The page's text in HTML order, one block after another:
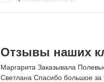
Отзывы наших
Маргарита Заказывала
Светлана Спасибо большое за